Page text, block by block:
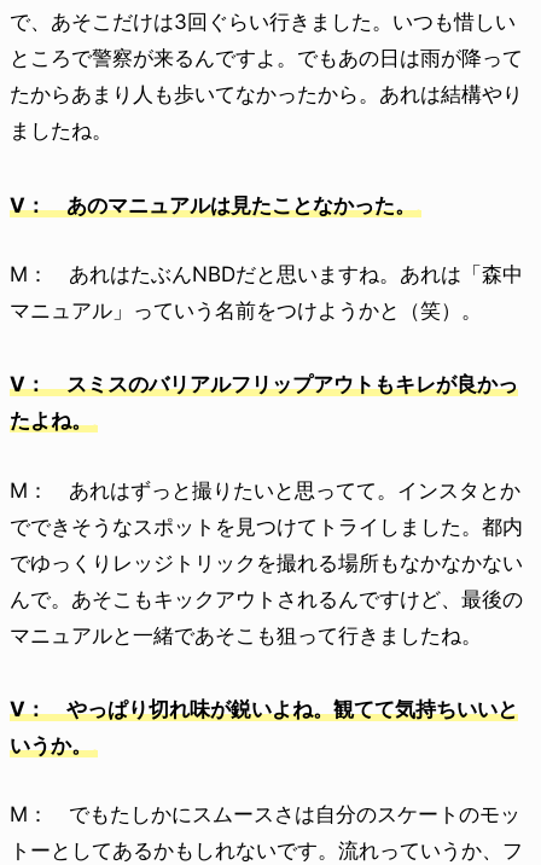
で、あそこだけは3回ぐらい行きました。いつも惜しい
ところで警察が来るんですよ。でもあの日は雨が降って
たからあまり人も歩いてなかったから。あれは結構やり
ましたね。
V： あのマニュアルは見たことなかった。
M： あれはたぶんNBDだと思いますね。あれは「森中
マニュアル」っていう名前をつけようかと（笑）。
V： スミスのバリアルフリップアウトもキレが良かっ
たよね。
M： あれはずっと撮りたいと思ってて。インスタとか
でできそうなスポットを見つけてトライしました。都内
でゆっくりレッジトリックを撮れる場所もなかなかない
んで。あそこもキックアウトされるんですけど、最後の
マニュアルと一緒であそこも狙って行きましたね。
V： やっぱり切れ味が鋭いよね。観てて気持ちいいと
いうか。
M： でもたしかにスムースさは自分のスケートのモッ
トーとしてあるかもしれないです。流れっていうか、フ